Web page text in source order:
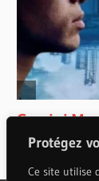
Protégez
Ce site utilise